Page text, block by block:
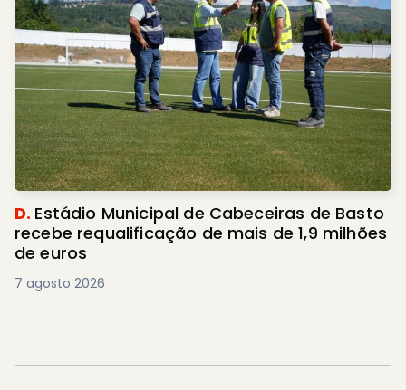
D. Estádio Municipal de Cabeceiras de Basto
recebe requalificação de mais de 1,9 milhões
de euros
7 agosto 2026